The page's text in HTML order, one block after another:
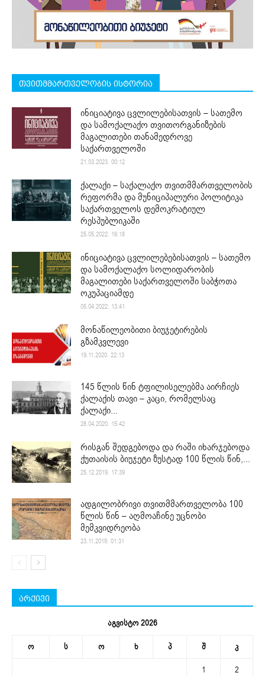
თვითმმართველობის ისტორია
ინიციატივა ცვლილებისათვის – სათემო
და სამოქალაქო თვითორგანიზების
მაგალითები თანამედროვე
საქართველოში
21.03.2023. 00:12
ქალაქი – საქალაქო თვითმმართველობის
რეფორმა და მუნიციპალური პოლიტიკა
საქართველოს დემოკრატიულ
რესპუბლიკაში
25.05.2022. 16:18
ინიციატივა ცვლილებებისათვის – სათემო
და სამოქალაქო სოლიდარობის
მაგალითები საქართველოში საბჭოთა
ოკუპაციამდე
05.04.2022. 13:41
მონაწილეობითი ბიუჯეტირების
გზამკვლევი
19.11.2020. 22:13
145 წლის წინ ტფილისელებმა აირჩიეს
ქალაქის თავი – კაცი, რომელსაც
ქალაქი...
28.04.2020. 15:42
რისგან შედგებოდა და რაში იხარჯებოდა
ქუთაისის ბიუჯეტი ზუსტად 100 წლის წინ,...
25.12.2019. 17:39
ადგილობრივი თვითმმართველობა 100
წლის წინ – აღმოაჩინე უცნობი
მემკვიდრეობა
23.11.2019. 01:31
არქივი
აგვისტო 2026
ო ს ო ხ პ შ კ
1
2